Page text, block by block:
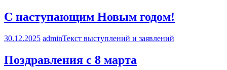
С наступающим Новым годом!
30.12.2025 adminТекст выступлений и заявлений
Поздравления с 8 марта